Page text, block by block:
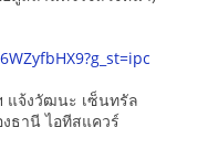
แจ้งวัฒนะ เซ็นทรัล
ธานี ไอทีสแควร์